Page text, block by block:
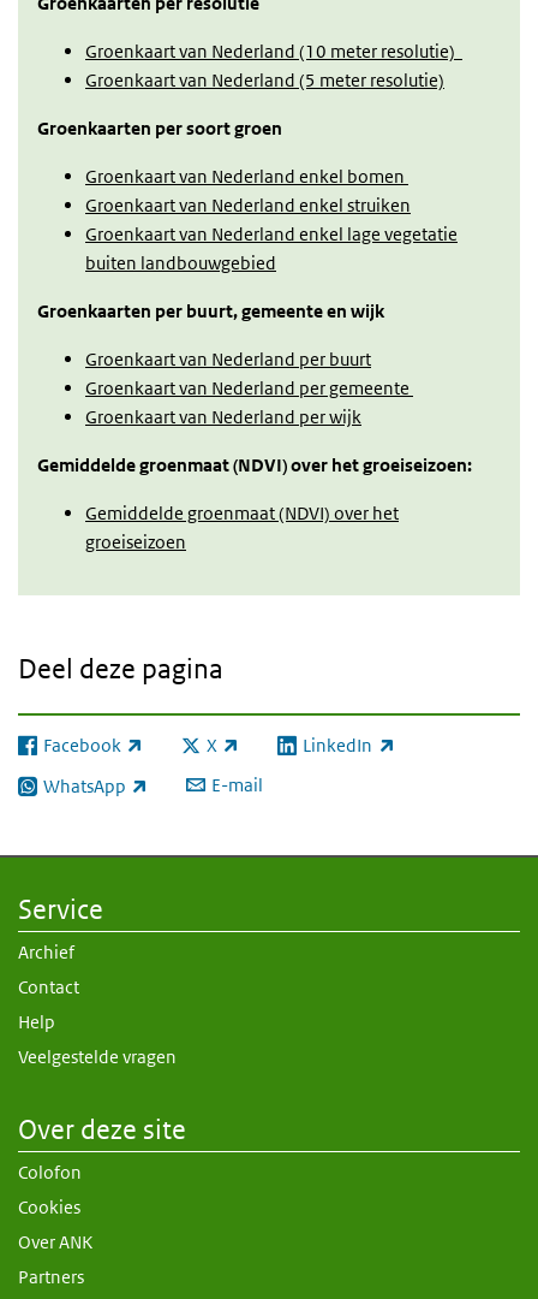
Groenkaart van Nederland (10 meter resolutie)
Groenkaart van Nederland (5 meter resolutie)
Groenkaarten per soort groen
Groenkaart van Nederland enkel bomen
Groenkaart van Nederland enkel struiken
Groenkaart van Nederland enkel lage vegetatie
buiten landbouwgebied
Groenkaarten per buurt, gemeente en wijk
Groenkaart van Nederland per buurt
Groenkaart van Nederland per gemeente
Groenkaart van Nederland per wijk
Gemiddelde groenmaat (NDVI) over het groeiseizoen:
Gemiddelde groenmaat (NDVI) over het
groeiseizoen
Deel deze pagina
Facebook
(externe link) X
(externe link) LinkedIn
(externe link)
WhatsApp
(externe link) E-mail
Service
Archief
Contact
Help
Veelgestelde vragen
Over deze site
Colofon
Cookies
Over ANK
Partners